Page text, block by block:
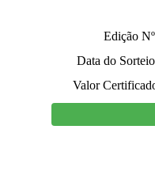
Edição
Data do
Valor